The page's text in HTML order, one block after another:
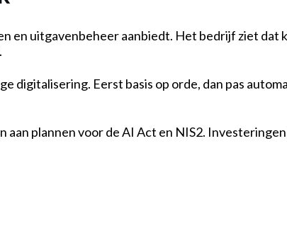
en uitgavenbeheer aanbiedt. Het bedrijf ziet dat
digitalisering. Eerst basis op orde, dan pas
plannen voor de AI Act en NIS2.